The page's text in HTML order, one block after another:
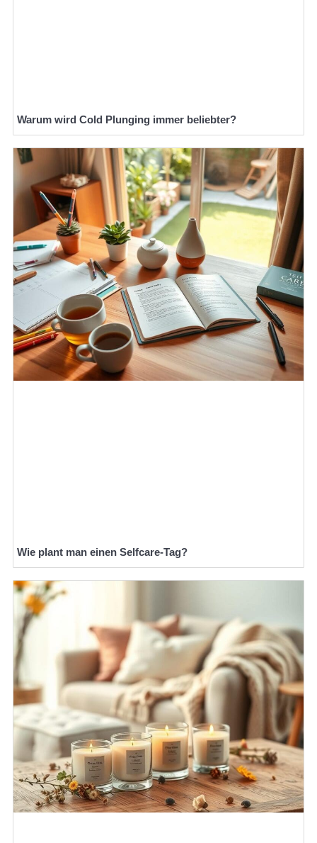
Warum wird Cold Plunging immer beliebter?
Wie plant man einen Selfcare-Tag?